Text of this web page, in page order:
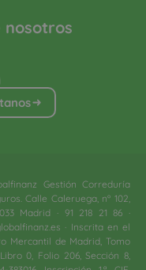
nosotros
Gestión Correduría
Calle Caleruega, nº 102,
Madrid · 91 218 21 86 ·
· Inscrita en el
Mercantil de Madrid, Tomo
Libro 0, Folio 206, Sección 8,